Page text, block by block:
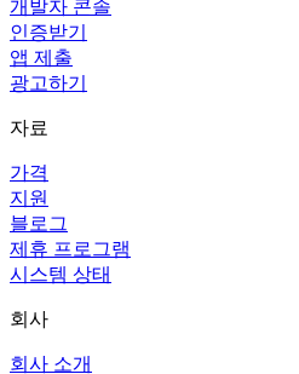
개발자 콘솔
인증받기
앱 제출
광고하기
자료
가격
지원
블로그
제휴 프로그램
시스템 상태
회사
회사 소개